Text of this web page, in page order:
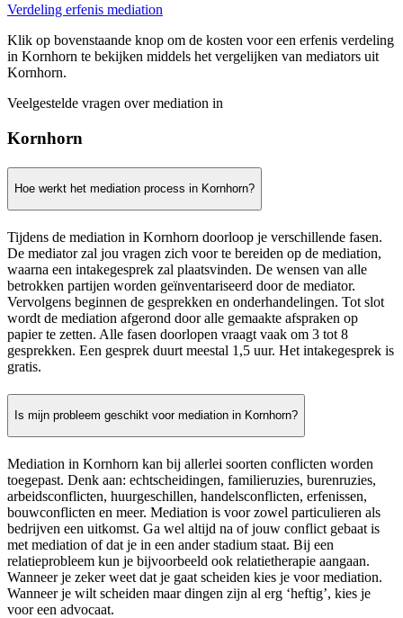
Verdeling erfenis mediation
Klik op bovenstaande knop om de kosten voor een erfenis verdeling
in Kornhorn te bekijken middels het vergelijken van mediators uit
Kornhorn.
Veelgestelde vragen over mediation in
Kornhorn
Hoe werkt het mediation process in Kornhorn?
Tijdens de mediation in Kornhorn doorloop je verschillende fasen.
De mediator zal jou vragen zich voor te bereiden op de mediation,
waarna een intakegesprek zal plaatsvinden. De wensen van alle
betrokken partijen worden geïnventariseerd door de mediator.
Vervolgens beginnen de gesprekken en onderhandelingen. Tot slot
wordt de mediation afgerond door alle gemaakte afspraken op
papier te zetten. Alle fasen doorlopen vraagt vaak om 3 tot 8
gesprekken. Een gesprek duurt meestal 1,5 uur. Het intakegesprek is
gratis.
Is mijn probleem geschikt voor mediation in Kornhorn?
Mediation in Kornhorn kan bij allerlei soorten conflicten worden
toegepast. Denk aan: echtscheidingen, familieruzies, burenruzies,
arbeidsconflicten, huurgeschillen, handelsconflicten, erfenissen,
bouwconflicten en meer. Mediation is voor zowel particulieren als
bedrijven een uitkomst. Ga wel altijd na of jouw conflict gebaat is
met mediation of dat je in een ander stadium staat. Bij een
relatieprobleem kun je bijvoorbeeld ook relatietherapie aangaan.
Wanneer je zeker weet dat je gaat scheiden kies je voor mediation.
Wanneer je wilt scheiden maar dingen zijn al erg ‘heftig’, kies je
voor een advocaat.